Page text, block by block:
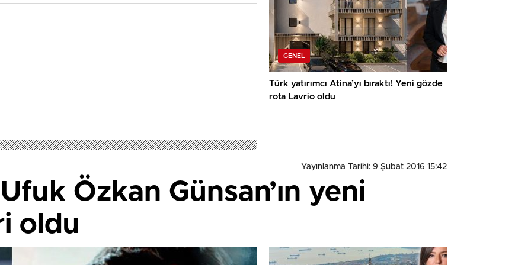
GENEL
Türk yatırımcı Atina’yı bıraktı! Yeni gözde
rota Lavrio oldu
Yayınlanma Tarihi: 9 Şubat 2016 15:42
Ufuk Özkan Günsan’ın yeni
oldu